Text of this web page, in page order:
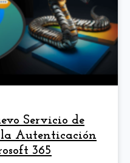
Servicio de
Autenticación
365